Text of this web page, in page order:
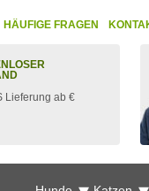
HÄUFIGE FRAGEN
Lieferung ab €